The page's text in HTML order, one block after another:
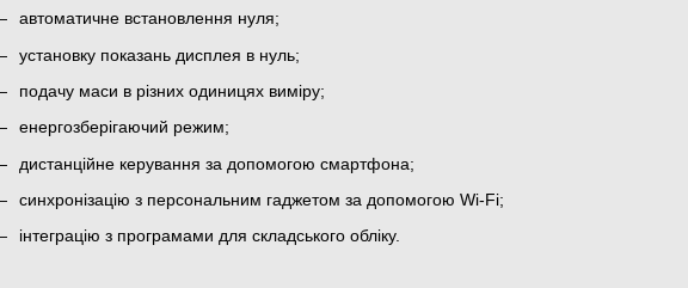
автоматичне встановлення нуля;
установку показань дисплея в нуль;
подачу маси в різних одиницях виміру;
енергозберігаючий режим;
дистанційне керування за допомогою смартфона;
синхронізацію з персональним гаджетом за допомогою Wi-Fi;
інтеграцію з програмами для складського обліку.